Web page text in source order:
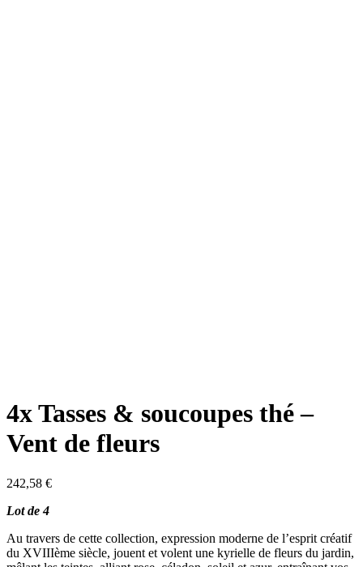
4x Tasses & soucoupes thé –
Vent de fleurs
242,58 €
Lot de 4
Au travers de cette collection, expression moderne de l’esprit créatif
du XVIIIème siècle, jouent et volent une kyrielle de fleurs du jardin,